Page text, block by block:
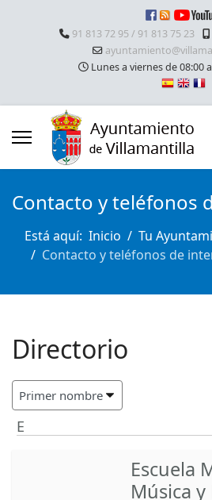
91 813 72 95 / 91 813 75 23
Lunes a viernes de 08:00
Contacto y teléfonos
Está aquí: Inicio
Tu
Contacto y teléfonos de
Directorio
E
Escuela
Música y